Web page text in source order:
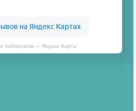
Хабаровска — Яндекс Карты